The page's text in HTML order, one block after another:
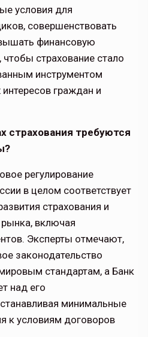
условия для
совершенствовать
финансовую
чтобы страхование стало
ин­струментом
граждан и
страхования требуются
регули­рование
в целом соответствует
страхования и
включая
Эксперты отмечают,
законодательство
стандартам, а Банк
над его
минимальные
к условиям договоров